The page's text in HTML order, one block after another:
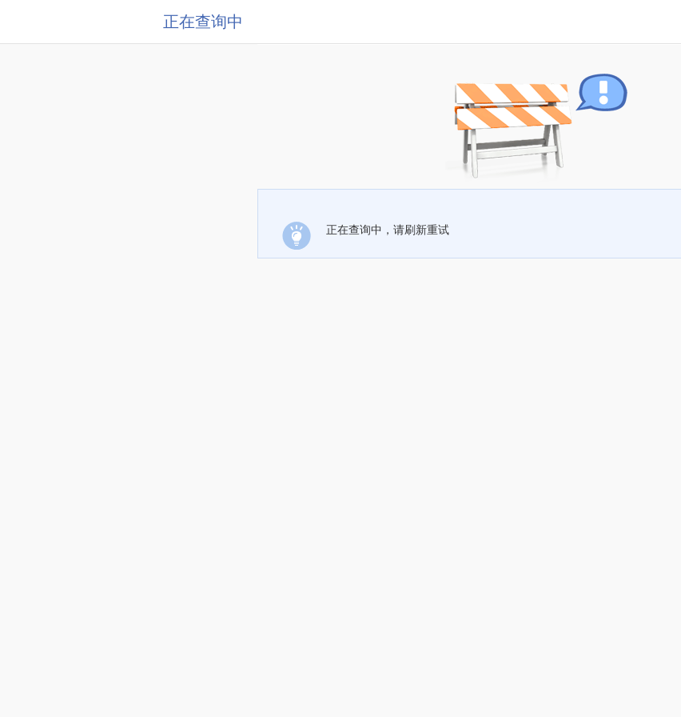
正在查询中
正在查询中，请刷新重试